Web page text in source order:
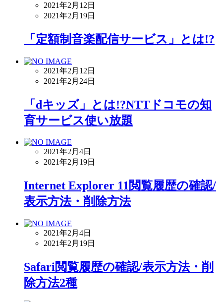
2021年2月12日
2021年2月19日
「定額制音楽配信サービス」とは!?
2021年2月12日
2021年2月24日
「dキッズ」とは!?NTTドコモの知
育サービス使い放題
2021年2月4日
2021年2月19日
Internet Explorer 11閲覧履歴の確認/
表示方法・削除方法
2021年2月4日
2021年2月19日
Safari閲覧履歴の確認/表示方法・削
除方法2種